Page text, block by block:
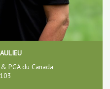
PGA du Canada